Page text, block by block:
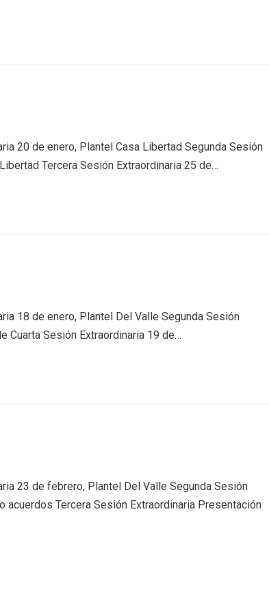
20 de enero, Plantel Casa Libertad Segunda Sesión
Tercera Sesión Extraordinaria 25 de…
18 de enero, Plantel Del Valle Segunda Sesión
Cuarta Sesión Extraordinaria 19 de…
23 de febrero, Plantel Del Valle Segunda Sesión
acuerdos Tercera Sesión Extraordinaria Presentación